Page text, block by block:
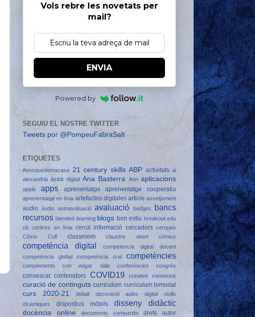
Vols rebre les novetats per
mail?
ENVIA
Powered by
SEGUIU EL NOSTRE TWITTER
Tweets por @PompeuFabraSalt
ETIQUETES
#ensquedemacasa 21 century skills ABP activitats ai
alexandria àmbit digital Ana Basterra Ann aplicacions
apple apps aprenentatge aprenentatge cooperatiu
aprenentatge en línia artefactos digitales article assetjament
audio àudio autoavaluació avaluació badges
bancs
recursos blended learning blogs bon estiu breakout edu
cb centres en línia cerca informació cercadors cerques
César Coll
classroom claustre obert còmics
competència digital
competencia digital docent
competència global
competència oral competències
complements con edgar dale conferències congrés
consescat contenidors COVID19 creative commons
curació de continguts curriculum curriculum bimodal
curs 2020-21 debat decoració aules
digital skills
dinàmiques
dispostius mòbils disseny didàctic
docència online documents compartits drets autor